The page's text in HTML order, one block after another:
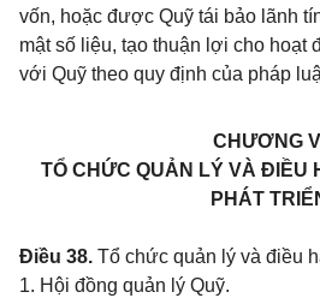
vốn, hoặc được Quỹ tái bảo lãnh
mật số liệu, tạo thuận lợi cho hoạt
với Quỹ theo quy định của pháp
CHƯƠNG VI
TỔ CHỨC QUẢN LÝ VÀ ĐIỀU
PHÁT
Điều 38. Tổ chức quản lý và điều
1. Hội đồng quản lý Quỹ.